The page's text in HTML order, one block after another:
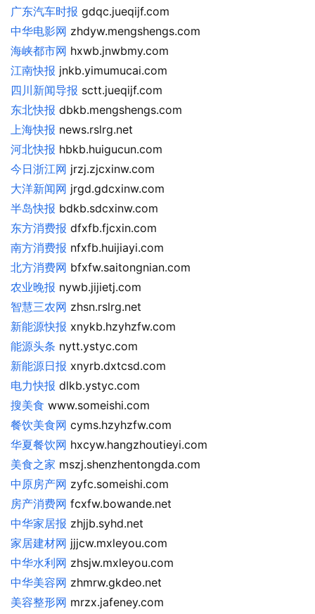
广东汽车时报 gdqc.jueqijf.com
中华电影网 zhdyw.mengshengs.com
海峡都市网 hxwb.jnwbmy.com
江南快报 jnkb.yimumucai.com
四川新闻导报 sctt.jueqijf.com
东北快报 dbkb.mengshengs.com
上海快报 news.rslrg.net
河北快报 hbkb.huigucun.com
今日浙江网 jrzj.zjcxinw.com
大洋新闻网 jrgd.gdcxinw.com
半岛快报 bdkb.sdcxinw.com
东方消费报 dfxfb.fjcxin.com
南方消费报 nfxfb.huijiayi.com
北方消费网 bfxfw.saitongnian.com
农业晚报 nywb.jijietj.com
智慧三农网 zhsn.rslrg.net
新能源快报 xnykb.hzyhzfw.com
能源头条 nytt.ystyc.com
新能源日报 xnyrb.dxtcsd.com
电力快报 dlkb.ystyc.com
搜美食 www.someishi.com
餐饮美食网 cyms.hzyhzfw.com
华夏餐饮网 hxcyw.hangzhoutieyi.com
美食之家 mszj.shenzhentongda.com
中原房产网 zyfc.someishi.com
房产消费网 fcxfw.bowande.net
中华家居报 zhjjb.syhd.net
家居建材网 jjjcw.mxleyou.com
中华水利网 zhsjw.mxleyou.com
中华美容网 zhmrw.gkdeo.net
美容整形网 mrzx.jafeney.com